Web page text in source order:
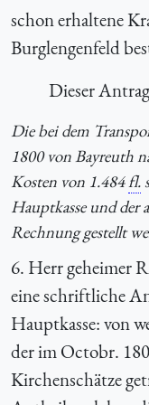
schon erhaltene
Burglengenfeld
Dieser
Die bei dem
1800 von Bayreuth
Kosten von 1.484fl.
Hauptkasse und der
Rechnung gestellt
6. Herr geheimer
eine schriftliche
Hauptkasse: von
der im Octobr.
Kirchenschätze